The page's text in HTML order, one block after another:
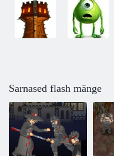
Sarnased flash mänge